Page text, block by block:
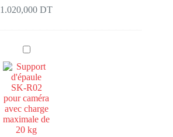
u
o
t
o
r
i
s
é
S
e
v
1.020,000DT
S
-
R
0
2
-
C
H